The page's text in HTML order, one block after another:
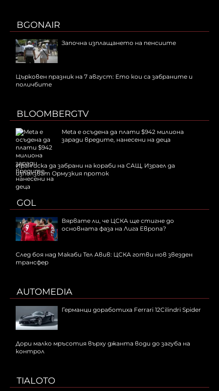
BGONAIR
Започна изплащането на пенсиите
Църковен празник на 7 август: Ето кои са забраните и
поличбите
BLOOMBERGTV
Meta е осъдена да плати $942 милиона
заради вредите, нанесени на деца
Иран иска да забрани на кораби на САЩ, Израел да
използват Ормузкия проток
GOL
Вярвате ли, че ЦСКА ще стигне до
основната фаза на Лига Европа?
След боя над Макаби Тел Авив: ЦСКА готви нов звезден
трансфер
AUTOMEDIA
Германци доработиха Ferrari 12Cilindri Spider
Дори малко мръсотия върху джанта води до загуба на
контрол
TIALOTO